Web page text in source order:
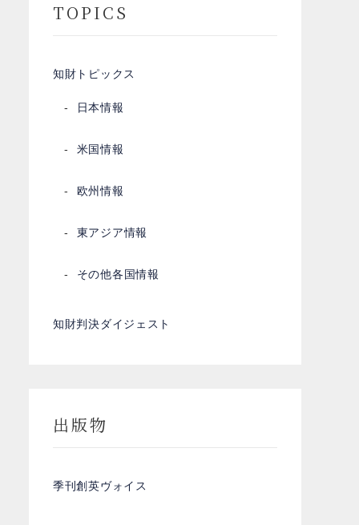
TOPICS
知財トピックス
日本情報
米国情報
欧州情報
東アジア情報
その他各国情報
知財判決ダイジェスト
出版物
季刊創英ヴォイス